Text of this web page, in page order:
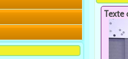
Texte